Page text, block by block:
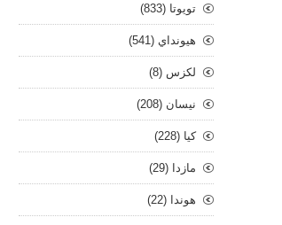
تويوتا (833)
هيونداي (541)
لكزس (8)
نيسان (208)
كيا (228)
مازدا (29)
هوندا (22)